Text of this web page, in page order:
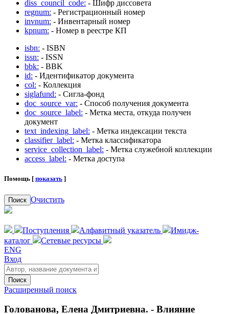
diss_council_code: - Шифр диссовета
regnum: - Регистрационный номер
invnum: - Инвентарный номер
kpnum: - Номер в реестре КП
isbn: - ISBN
issn: - ISSN
bbk: - BBK
id: - Идентификатор документа
col: - Коллекция
siglafund: - Сигла-фонд
doc_source_var: - Способ получения документа
doc_source_label: - Метка места, откуда получен
документ
text_indexing_label: - Метка индексации текста
classifier_label: - Метка классификатора
service_collection_label: - Метка служебной коллекции
access_label: - Метка доступа
Помощь [ показать ]
Поиск Очистить
Поступления Алфавитный указатель
Имидж-
каталог
Сетевые ресурсы
ENG
Вход
Поиск
Расширенный поиск
Голованова, Елена Дмитриевна. - Влияние